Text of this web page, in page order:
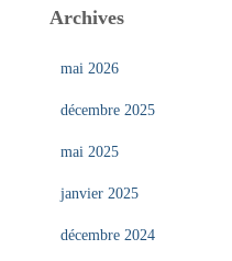
Archives
mai 2026
décembre 2025
mai 2025
janvier 2025
décembre 2024